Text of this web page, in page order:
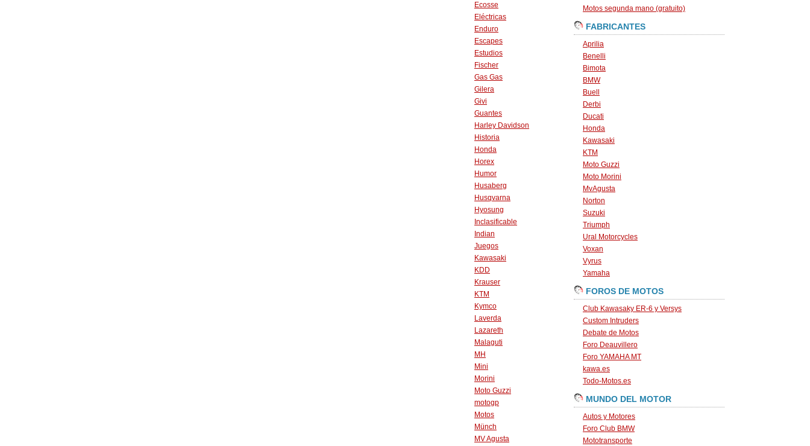
Ecosse
Eléctricas
Enduro
Escapes
Estudios
Fischer
Gas Gas
Gilera
Givi
Guantes
Harley Davidson
Historia
Honda
Horex
Humor
Husaberg
Husqvarna
Hyosung
Inclasificable
Indian
Juegos
Kawasaki
KDD
Krauser
KTM
Kymco
Laverda
Lazareth
Malaguti
MH
Mini
Morini
Moto Guzzi
motogp
Motos
Münch
MV Agusta
Motos segunda mano (gratuito)
FABRICANTES
Aprilia
Benelli
Bimota
BMW
Buell
Derbi
Ducati
Honda
Kawasaki
KTM
Moto Guzzi
Moto Morini
MvAgusta
Norton
Suzuki
Triumph
Ural Motorcycles
Voxan
Vyrus
Yamaha
FOROS DE MOTOS
Club Kawasaky ER-6 y Versys
Custom Intruders
Debate de Motos
Foro Deauvillero
Foro YAMAHA MT
kawa.es
Todo-Motos.es
MUNDO DEL MOTOR
Autos y Motores
Foro Club BMW
Mototransporte